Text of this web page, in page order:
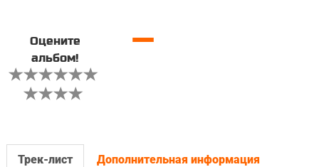
Оцените
альбом!
—
Трек-лист Дополнительная информация